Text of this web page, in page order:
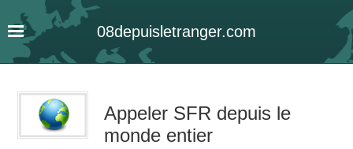
08depuisletranger.com
Appeler SFR depuis le
monde entier